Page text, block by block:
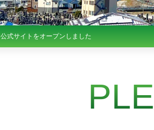
公式サイトをオープンしました